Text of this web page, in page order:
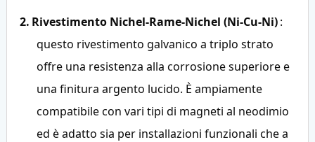
2. Rivestimento Nichel-Rame-Nichel (Ni-Cu-Ni):
questo rivestimento galvanico a triplo strato
offre una resistenza alla corrosione superiore e
una finitura argento lucido. È ampiamente
compatibile con vari tipi di magneti al neodimio
ed è adatto sia per installazioni funzionali che a